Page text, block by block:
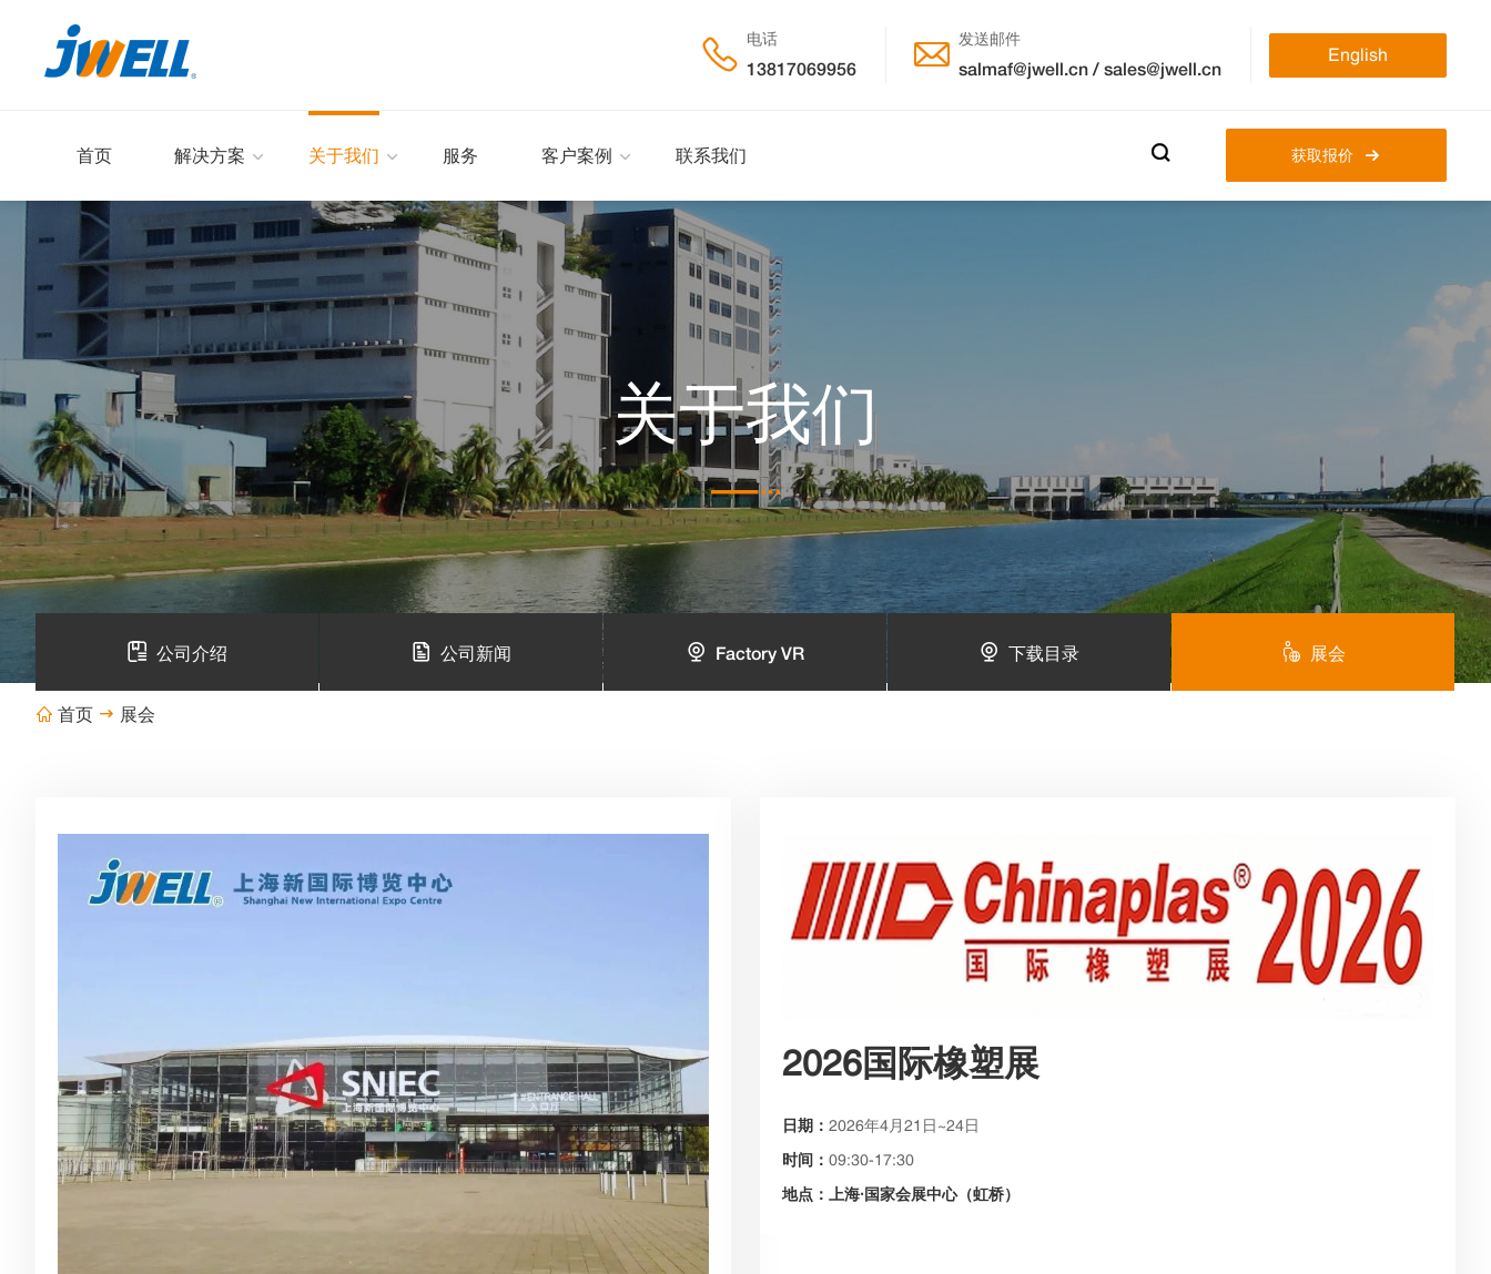
 电话
13817069956  发送邮件
salmaf@jwell.cn /sales@jwell.cn
English
首页 解决方案 关于我们 服务 客户案例 联系我们  获取报价 
关于我们

 首页  展会
公司介绍 公司新闻 Factory VR 下载目录 展会
2026国际橡塑展
日期： 2026年4月21日~24日
时间： 09:30-17:30
地点：上海·国家会展中心（虹桥）